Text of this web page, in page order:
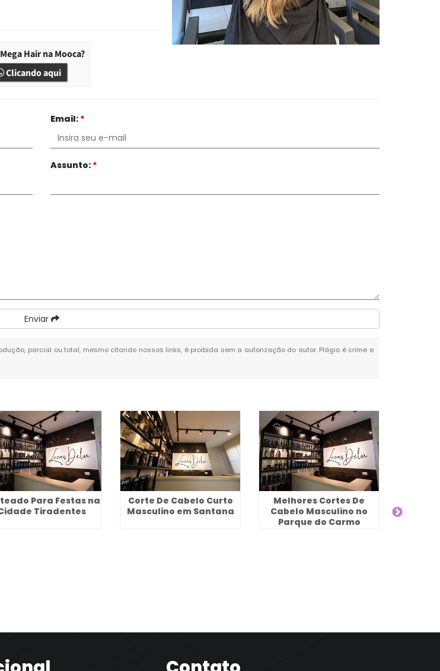
Hair na Mooca?
Clicando aqui
Email: *
Assunto: *
Enviar
parcial ou total, mesmo citando nossos links, é proibida sem a autorização do autor. Plágio é crime e
Para Festas na
Tiradentes
Corte De Cabelo Curto
Masculino em Santana
Melhores Cortes De
Cabelo Masculino no
Parque do Carmo